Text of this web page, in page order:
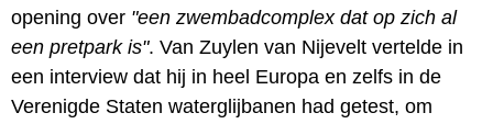
opening over "een zwembadcomplex dat op zich al
een pretpark is". Van Zuylen van Nijevelt vertelde in
een interview dat hij in heel Europa en zelfs in de
Verenigde Staten waterglijbanen had getest, om